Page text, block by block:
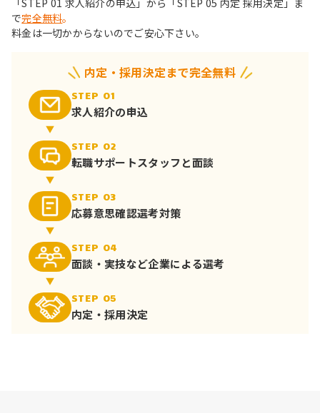
「STEP 01 求人紹介の申込」から「STEP 05 内定 採用決定」ま
で完全無料。
料金は一切かからないのでご安心下さい。
内定・採用決定まで完全無料
STEP 01
求人紹介の申込
STEP 02
転職サポートスタッフと面談
STEP 03
応募意思確認選考対策
STEP 04
面談・実技など企業による選考
STEP 05
内定・採用決定